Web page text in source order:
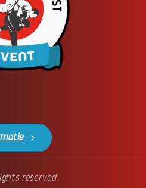
reserved